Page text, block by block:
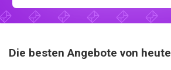
Die besten Angebote von heute